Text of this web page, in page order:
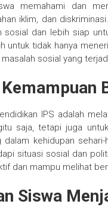
memahami dan
iklim, dan
sosial dan lebih siap
untuk tidak hanya
sosial yang
IPS adalah
saja, tetapi juga
kehidupan
situasi sosial dan
dan mampu melihat
Siswa